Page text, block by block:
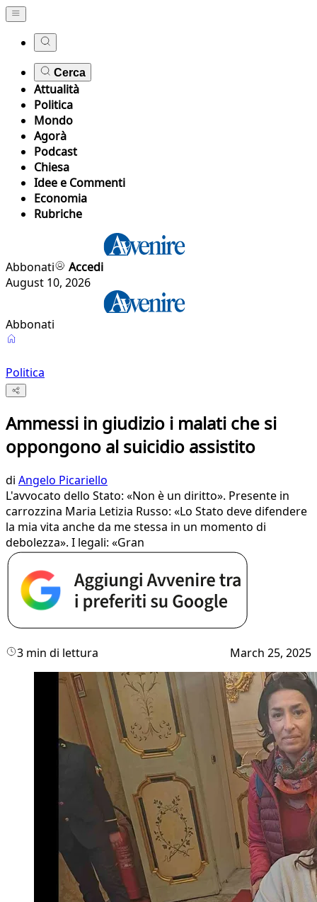
Cerca
Attualità
Politica
Mondo
Agorà
Podcast
Chiesa
Idee e Commenti
Economia
Rubriche
Abbonati
Accedi
August 10, 2026
Abbonati
Politica
Ammessi in giudizio i malati che si
oppongono al suicidio assistito
di Angelo Picariello
L'avvocato dello Stato: «Non è un diritto». Presente in
carrozzina Maria Letizia Russo: «Lo Stato deve difendere
la mia vita anche da me stessa in un momento di
debolezza». I legali: «Gran
3 min di lettura March 25, 2025